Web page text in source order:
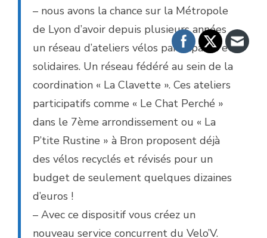
– nous avons la chance sur la Métropole
de Lyon d’avoir depuis plusieurs années
un réseau d’ateliers vélos participatifs et
solidaires. Un réseau fédéré au sein de la
coordination « La Clavette ». Ces ateliers
participatifs comme « Le Chat Perché »
dans le 7ème arrondissement ou « La
P’tite Rustine » à Bron proposent déjà
des vélos recyclés et révisés pour un
budget de seulement quelques dizaines
d’euros !
– Avec ce dispositif vous créez un
nouveau service concurrent du Velo’V.